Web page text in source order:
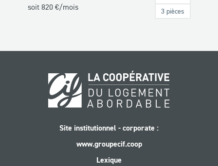
soit 820€/mois
3 pièces
Site institutionnel - corporate :
www.groupecif.coop
Lexique